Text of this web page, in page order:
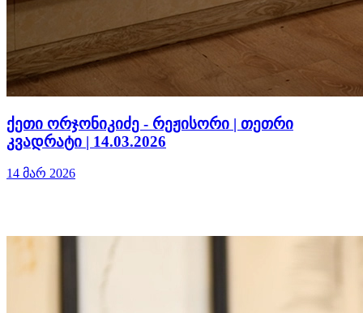
ქეთი ორჯონიკიძე - რეჟისორი | თეთრი
კვადრატი | 14.03.2026
14 მარ 2026